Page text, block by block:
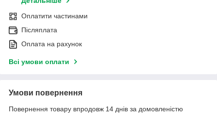
Оплатити частинами
Післяплата
Оплата на рахунок
Всі умови оплати
Умови повернення
Повернення товару впродовж 14 днів за домовленістю